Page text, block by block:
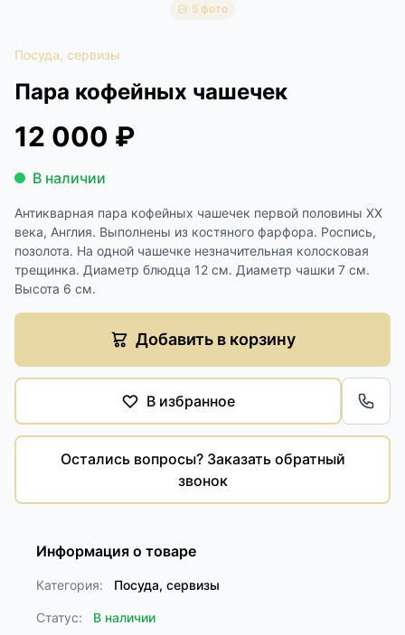
5 фото
Посуда, сервизы
Пара кофейных чашечек
12 000 ₽
В наличии
Антикварная пара кофейных чашечек первой половины XX
века, Англия. Выполнены из костяного фарфора. Роспись,
позолота. На одной чашечке незначительная колосковая
трещинка. Диаметр блюдца 12 см. Диаметр чашки 7 см.
Высота 6 см.
Добавить в корзину
В избранное
Остались вопросы? Заказать обратный
звонок
Информация о товаре
Категория: Посуда, сервизы
Статус: В наличии